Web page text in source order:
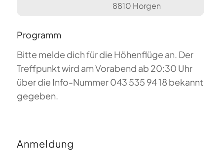
8810 Horgen
Programm
Bitte melde dich für die Höhenflüge an. Der
Treffpunkt wird am Vorabend ab 20:30 Uhr
über die Info-Nummer 043 535 94 18 bekannt
gegeben.
Anmeldung